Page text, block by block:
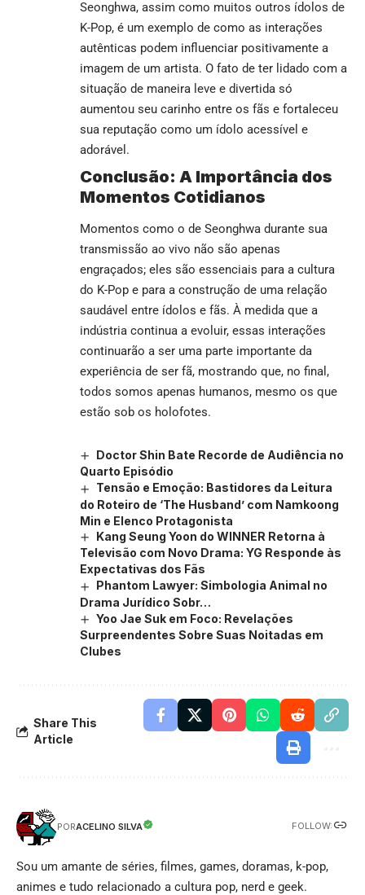
Seonghwa, assim como muitos outros ídolos de
K-Pop, é um exemplo de como as interações
autênticas podem influenciar positivamente a
imagem de um artista. O fato de ter lidado com a
situação de maneira leve e divertida só
aumentou seu carinho entre os fãs e fortaleceu
sua reputação como um ídolo acessível e
adorável.
Conclusão: A Importância dos
Momentos Cotidianos
Momentos como o de Seonghwa durante sua
transmissão ao vivo não são apenas
engraçados; eles são essenciais para a cultura
do K-Pop e para a construção de uma relação
saudável entre ídolos e fãs. À medida que a
indústria continua a evoluir, essas interações
continuarão a ser uma parte importante da
experiência de ser fã, mostrando que, no final,
todos somos apenas humanos, mesmo os que
estão sob os holofotes.
Doctor Shin Bate Recorde de Audiência no
Quarto Episódio
Tensão e Emoção: Bastidores da Leitura
do Roteiro de ‘The Husband’ com Namkoong
Min e Elenco Protagonista
Kang Seung Yoon do WINNER Retorna à
Televisão com Novo Drama: YG Responde às
Expectativas dos Fãs
Phantom Lawyer: Simbologia Animal no
Drama Jurídico Sobr…
Yoo Jae Suk em Foco: Revelações
Surpreendentes Sobre Suas Noitadas em
Clubes
Share This
Article
PORACELINO SILVA FOLLOW:
Sou um amante de séries, filmes, games, doramas, k-pop,
animes e tudo relacionado a cultura pop, nerd e geek.